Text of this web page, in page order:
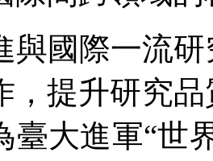
與國際一流
，提升研究
臺大進軍“世